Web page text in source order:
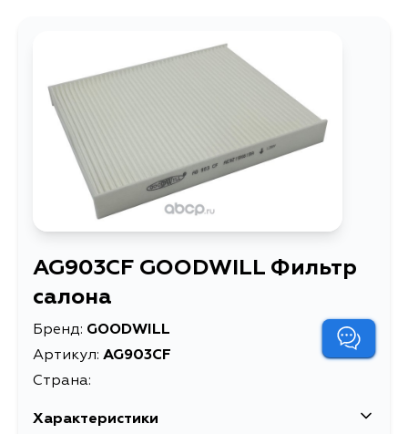
AG903CF GOODWILL Фильтр
салона
Бренд: GOODWILL
Артикул: AG903CF
Страна:
Характеристики